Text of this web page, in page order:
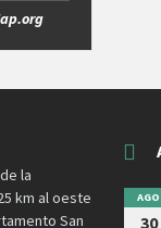
la
km al oeste
San
AGO
30